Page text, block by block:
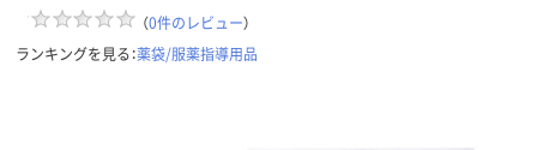
（0件のレビュー）
ランキングを見る：薬袋/服薬指導用品